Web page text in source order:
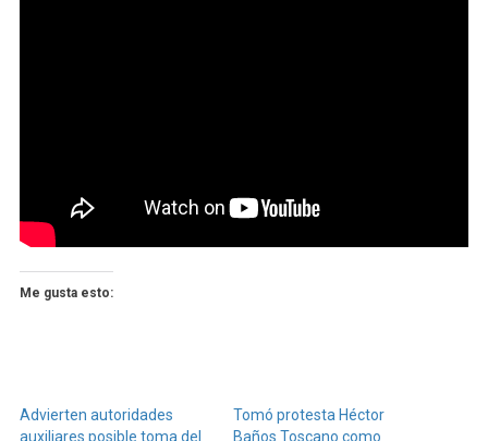
Me gusta esto:
Advierten autoridades
auxiliares posible toma del
Tomó protesta Héctor
Baños Toscano como